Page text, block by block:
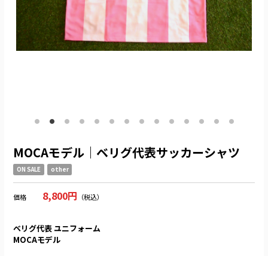
MOCAモデル｜ベリグ代表サッカーシャツ
ON SALE other
価格 8,800円 （税込）
ベリグ代表 ユニフォーム
MOCAモデル